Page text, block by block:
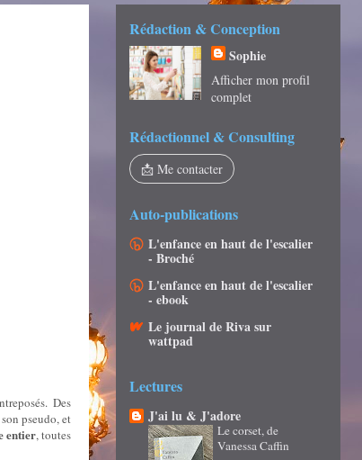
Des
pseudo, et
entier, toutes
Rédaction & Conception
Sophie
Afficher mon profil
complet
Rédactionnel & Consulting
📩 Me contacter
Auto-publications
L'enfance en haut de l'escalier
- Broché
L'enfance en haut de l'escalier
- ebook
Le journal de Riva sur
wattpad
Lectures
J'ai lu & J'adore
Le corset, de
Vanessa Caffin